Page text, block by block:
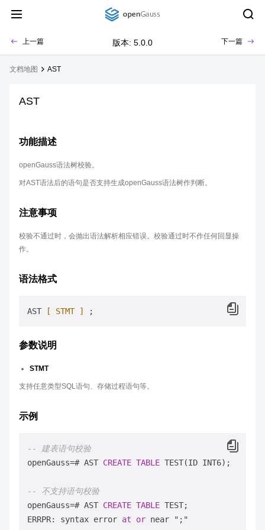
上一篇 版本: 5.0.0 下一篇
文档地图 AST
AST
功能描述
openGauss语法树校验。
对AST语法后的语句是否支持生成openGauss语法树作判断。
注意事项
校验不通过时，会抛出语法解析相应错误。校验通过时不作任何回显操
作。
语法格式
AST [ STMT ]
参数说明
STMT
支持任意类型SQL语句、存储过程语句等。
示例
-- 建表语句校验
openGauss=# AST CREATE TABLE TEST(ID INT6);
-- 不支持语句校验
openGauss=# AST CREATE TABLE TEST;
ERRPR: syntax error at or near ";"